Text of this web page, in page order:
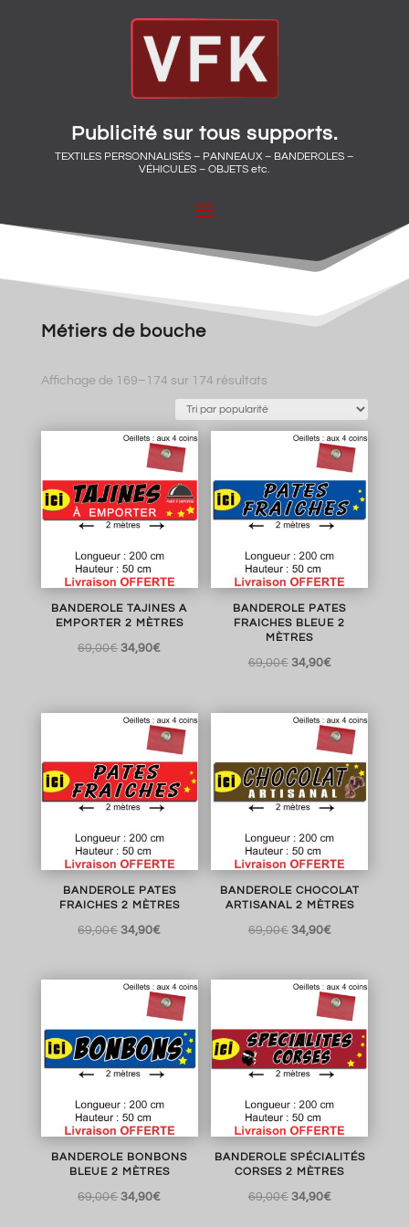
Publicité sur tous supports.
TEXTILES PERSONNALISÉS – PANNEAUX – BANDEROLES –
VÉHICULES – OBJETS etc.
Métiers de bouche
Affichage de 169–174 sur 174 résultatsTrié
popularité
BANDEROLE TAJINES A
EMPORTER 2 MÈTRES
69,00€ Le
était :
69,00€.
34,90€Le
est :
34,90€.
BANDEROLE PATES
FRAICHES BLEUE 2
MÈTRES
69,00€ Le
était :
34,90€Le
est :
34,90€.
BANDEROLE PATES
FRAICHES 2 MÈTRES
69,00€ Le
était :
34,90€
est :
34,90€.
BANDEROLE CHOCOLAT
ARTISANAL 2 MÈTRES
69,00€ Le
était :
34,90€Le
est :
34,90€.
BANDEROLE BONBONS
BLEUE 2 MÈTRES
69,00€ Le
34,90€
BANDEROLE SPÉCIALITÉS
CORSES 2 MÈTRES
69,00€ Le
34,90€Le